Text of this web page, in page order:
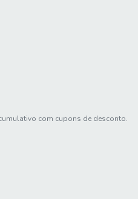
com cupons de desconto.